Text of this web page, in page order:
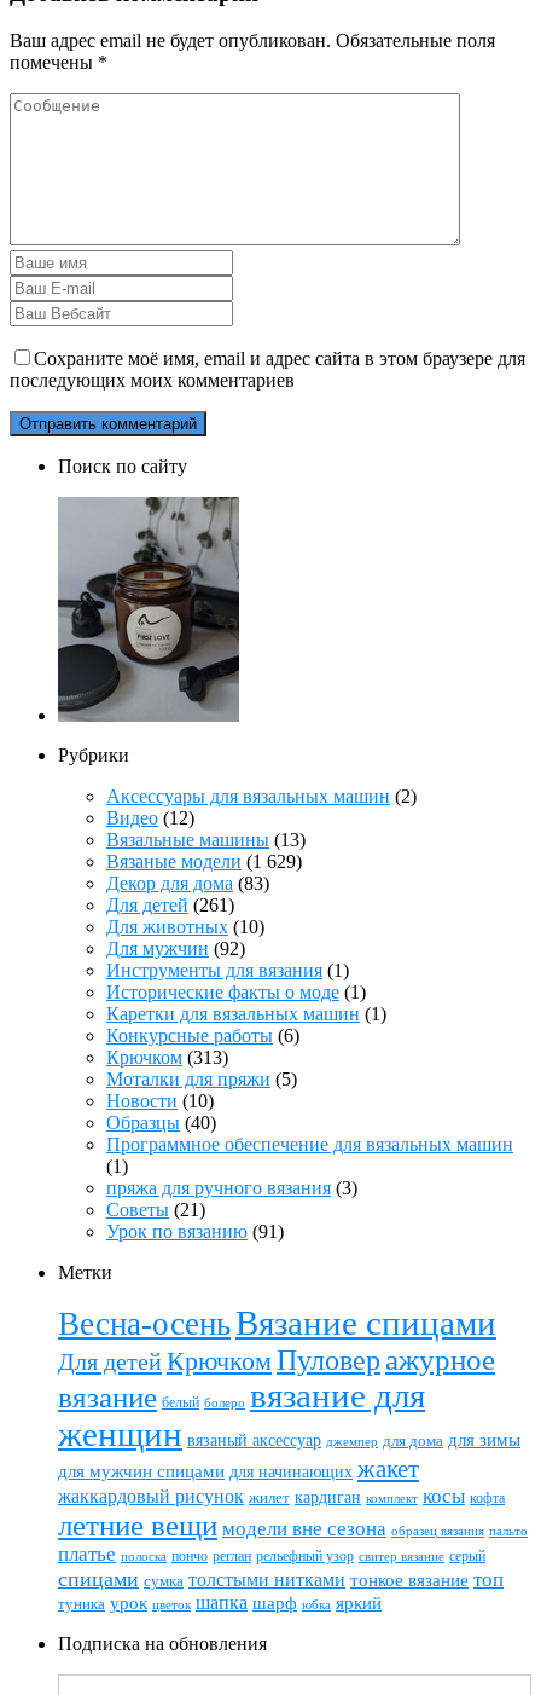
Ваш адрес email не будет опубликован. Обязательные поля
помечены *
Сохраните моё имя, email и адрес сайта в этом браузере для
последующих моих комментариев
Поиск по сайту
Рубрики
Аксессуары для вязальных машин (2)
Видео (12)
Вязальные машины (13)
Вязаные модели (1 629)
Декор для дома (83)
Для детей (261)
Для животных (10)
Для мужчин (92)
Инструменты для вязания (1)
Исторические факты о моде (1)
Каретки для вязальных машин (1)
Конкурсные работы (6)
Крючком (313)
Моталки для пряжи (5)
Новости (10)
Образцы (40)
Программное обеспечение для вязальных машин
(1)
пряжа для ручного вязания (3)
Советы (21)
Урок по вязанию (91)
Метки
Весна-осеньВязание спицами
Для детейКрючкомПуловер ажурное
вязание белый болеро вязание для
женщин вязаный аксессуар джемпер для дома для зимы
для мужчин спицами для начинающих жакет
жаккардовый рисунок жилет кардиган комплект косы кофта
летние вещи модели вне сезона образец вязания пальто
платье полоска пончо реглан рельефный узор свитер вязание серый
спицами сумка толстыми нитками тонкое вязание топ
туника урок цветок шапка шарф юбка яркий
Подписка на обновления